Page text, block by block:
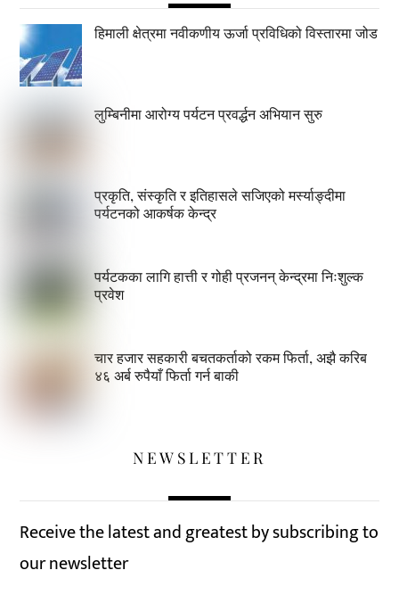
हिमाली क्षेत्रमा नवीकणीय ऊर्जा प्रविधिको विस्तारमा जोड
लुम्बिनीमा आरोग्य पर्यटन प्रवर्द्धन अभियान सुरु
प्रकृति, संस्कृति र इतिहासले सजिएको मर्स्याङ्दीमा
पर्यटनको आकर्षक केन्द्र
पर्यटकका लागि हात्ती र गोही प्रजनन् केन्द्रमा निःशुल्क
प्रवेश
चार हजार सहकारी बचतकर्ताको रकम फिर्ता, अझै करिब
४६ अर्ब रुपैयाँ फिर्ता गर्न बाकी
NEWSLETTER
Receive the latest and greatest by subscribing to
our newsletter